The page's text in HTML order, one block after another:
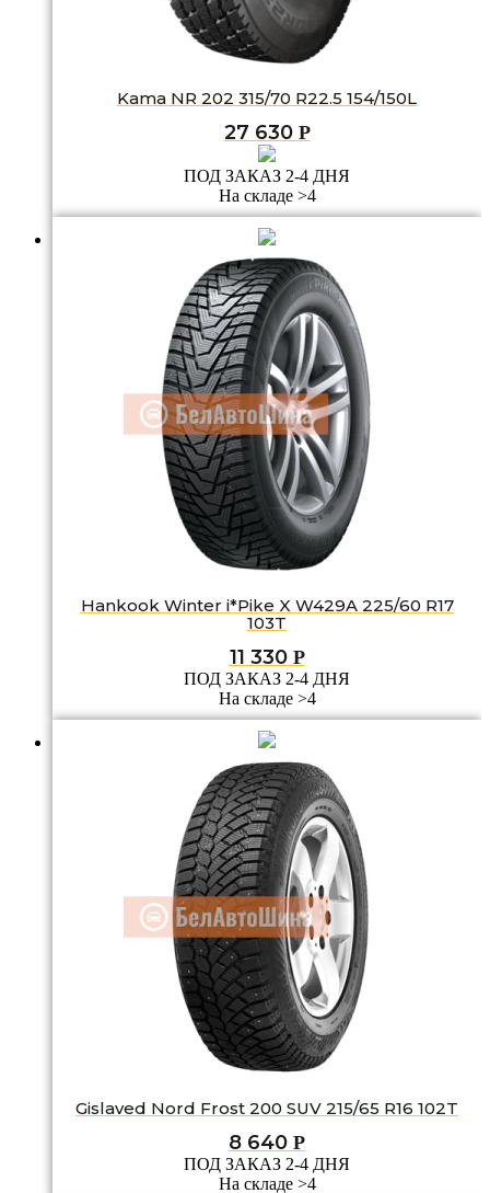
Kama NR 202 315/70 R22.5 154/150L
27 630 Р
ПОД ЗАКАЗ 2-4 ДНЯ
На складе >4
Hankook Winter i*Pike X W429A 225/60 R17
103T
11 330 Р
ПОД ЗАКАЗ 2-4 ДНЯ
На складе >4
Gislaved Nord Frost 200 SUV 215/65 R16 102T
8 640 Р
ПОД ЗАКАЗ 2-4 ДНЯ
На складе >4